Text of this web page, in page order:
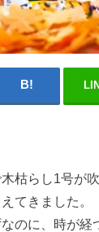
枯らし1号が
てきました。
のに、時が経